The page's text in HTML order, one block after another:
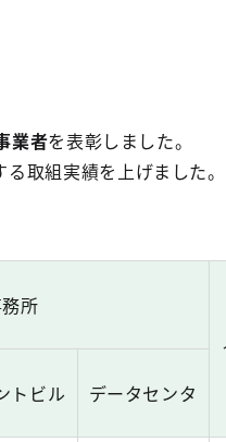
業者を表彰しました。
取組実績を上げました。
所
トビル データセンタ